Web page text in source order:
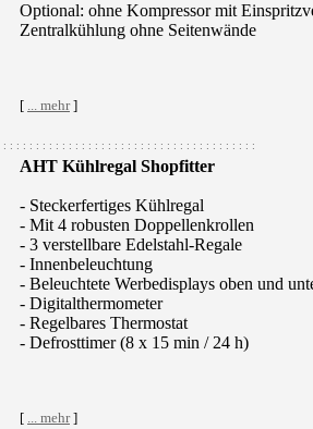
Optional: ohne Kompressor mit
Zentralkühlung ohne Seitenwände
[ ... mehr]
: : : : : : : : : : : : : : : : : : : : : : : : : : : : : : : : : : : : : : :
AHT Kühlregal Shopfitter
- Steckerfertiges Kühlregal
- Mit 4 robusten Doppellenkrollen
- 3 verstellbare Edelstahl-Regale
- Innenbeleuchtung
- Beleuchtete Werbedisplays oben und
- Digitalthermometer
- Regelbares Thermostat
- Defrosttimer (8 x 15 min / 24 h)
[ ... mehr]